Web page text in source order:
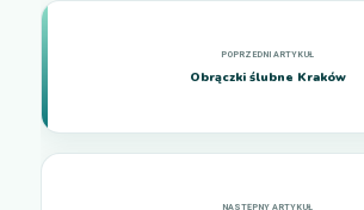
Obrączki ślubne Kraków